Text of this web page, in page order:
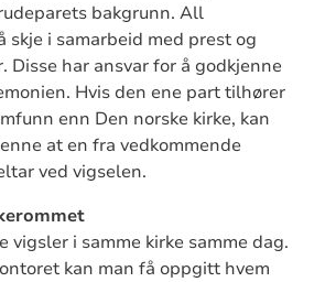
bakgrunn. All
skje i samarbeid med prest og
Disse har ansvar for å godkjenne
Hvis den ene part tilhører
enn Den norske kirke, kan
at en fra vedkommende
ved vigselen.
vigsler i samme kirke samme dag.
kan man få oppgitt hvem